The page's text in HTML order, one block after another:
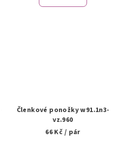
Členkové ponožky w91.1n3-
vz.960
66 Kč / pár